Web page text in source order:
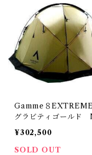
Gamme８
グラビティゴールド
RTENT
¥302,500
SOLD OUT